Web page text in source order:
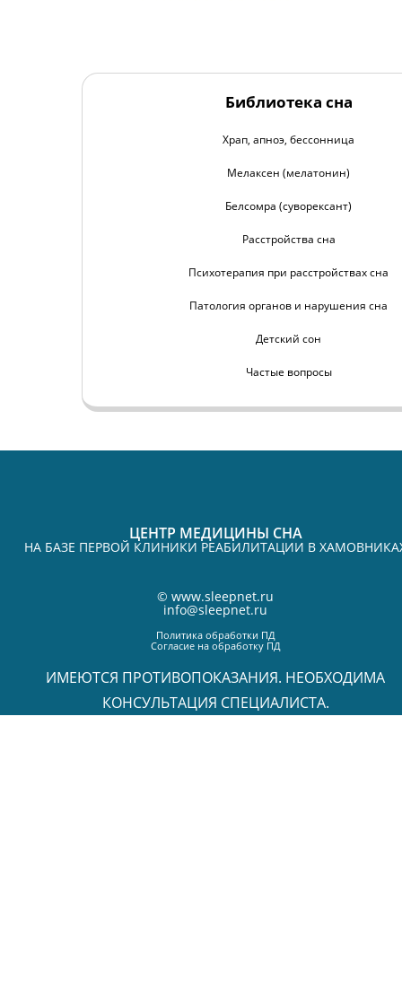
Библиотека сна
Храп, апноэ, бессонница
Мелаксен (мелатонин)
Белсомра (суворексант)
Расстройства сна
Психотерапия при расстройствах сна
Патология органов и нарушения сна
Детский сон
Частые вопросы
ЦЕНТР МЕДИЦИНЫ СНА
НА БАЗЕ ПЕРВОЙ КЛИНИКИ РЕАБИЛИТАЦИИ В
© www.sleepnet.ru
info@sleepnet.ru
Политика обработки ПД
Согласие на обработку ПД
ИМЕЮТСЯ ПРОТИВОПОКАЗАНИЯ. НЕОБХОДИМА
КОНСУЛЬТАЦИЯ СПЕЦИАЛИСТА.